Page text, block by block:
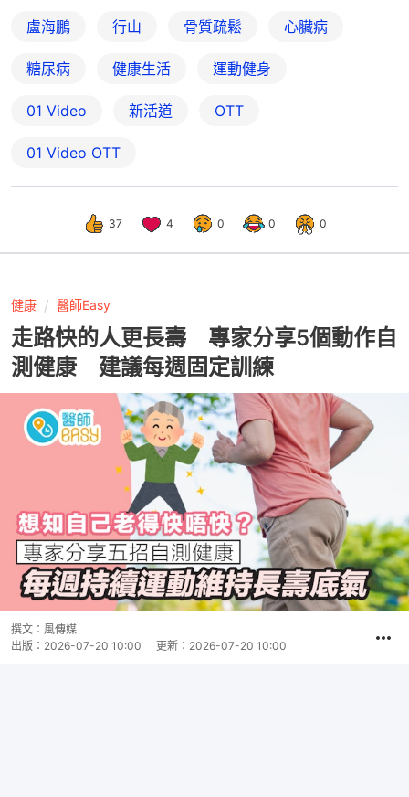
盧海鵬 行山 骨質疏鬆 心臟病
糖尿病 健康生活 運動健身
01 Video 新活道 OTT
01‌ ‌Video‌ ‌OTT
37 4 0 0 0
健康 醫師Easy
走路快的人更長壽 專家分享5個動作自
測健康 建議每週固定訓練
撰文： 風傳媒
出版： 2026-07-20 10:00 更新： 2026-07-20 10:00